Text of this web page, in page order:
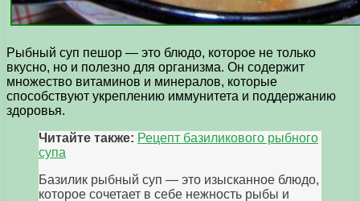
Рыбный суп пешор — это блюдо, которое не только
вкусно, но и полезно для организма. Он содержит
множество витаминов и минералов, которые
способствуют укреплению иммунитета и поддержанию
здоровья.
Читайте также: Рецепт базиликового рыбного
супа
Базилик рыбный суп — это изысканное блюдо,
которое сочетает в себе нежность рыбы и